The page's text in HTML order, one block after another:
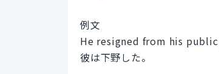
例文
He resigned from his
彼は下野した。